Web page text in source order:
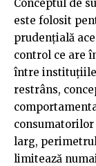
Conceptul de
este folosit
prudențială
control ce are
între
restrâns,
larg,
limitează